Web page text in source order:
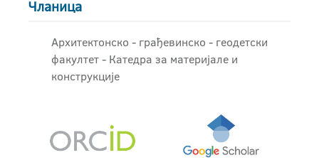
Чланица
Архитектонско - грађевинскo - геодетски
факултет - Катедра за материјале и
конструкције